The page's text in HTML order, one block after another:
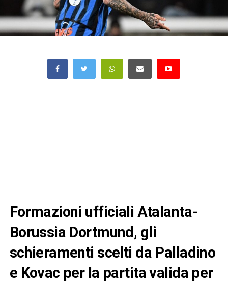
Formazioni ufficiali Atalanta-
Borussia Dortmund, gli
schieramenti scelti da Palladino
e Kovac per la partita valida per